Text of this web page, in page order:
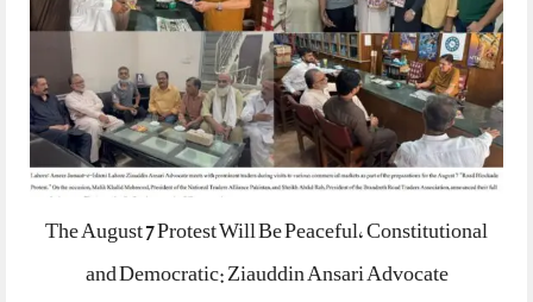
The August 7 Protest Will Be Peaceful, Constitutional
and Democratic: Ziauddin Ansari Advocate